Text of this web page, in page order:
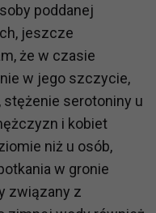
poddanej
jeszcze
że w czasie
w jego szczycie,
serotoniny u
i kobiet
niż u osób,
w gronie
związany z